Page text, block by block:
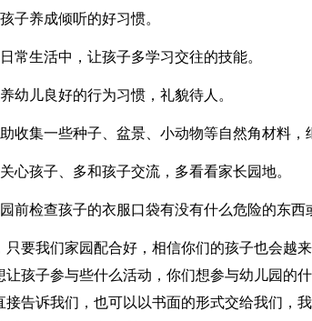
子养成倾听的好习惯。
常生活中，让孩子多学习交往的技能。
幼儿良好的行为习惯，礼貌待人。
收集一些种子、盆景、小动物等自然角材料，
心孩子、多和孩子交流，多看看家长园地。
前检查孩子的衣服口袋有没有什么危险的东西
只要我们家园配合好，相信你们的孩子也会越
让孩子参与些什么活动，你们想参与幼儿园的
接告诉我们，也可以以书面的形式交给我们，